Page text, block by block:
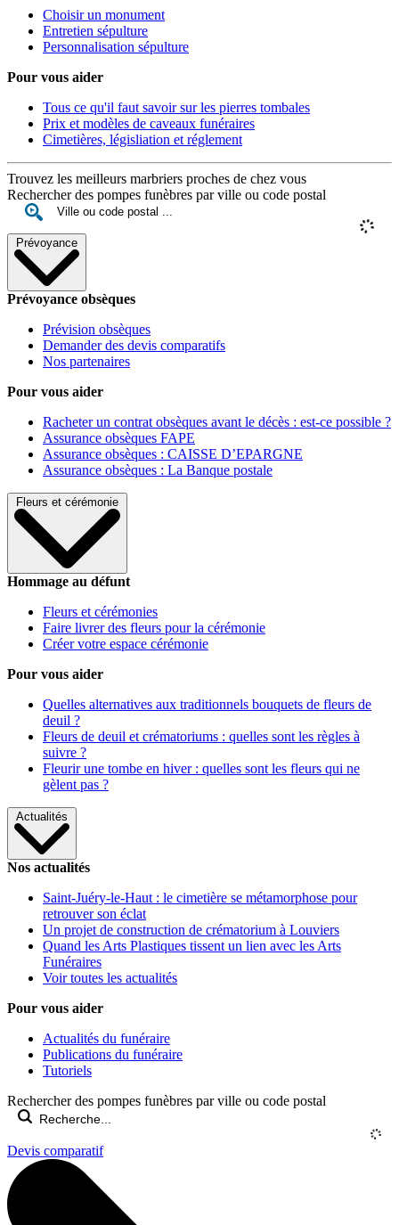
Choisir un monument
Entretien sépulture
Personnalisation sépulture
Pour vous aider
Tous ce qu'il faut savoir sur les pierres tombales
Prix et modèles de caveaux funéraires
Cimetières, législiation et réglement
Trouvez les meilleurs marbriers proches de chez vous
Rechercher des pompes funèbres par ville ou code postal
Prévoyance
Prévoyance obsèques
Prévision obsèques
Demander des devis comparatifs
Nos partenaires
Pour vous aider
Racheter un contrat obsèques avant le décès : est-ce possible ?
Assurance obsèques FAPE
Assurance obsèques : CAISSE D’EPARGNE
Assurance obsèques : La Banque postale
Fleurs et cérémonie
Hommage au défunt
Fleurs et cérémonies
Faire livrer des fleurs pour la cérémonie
Créer votre espace cérémonie
Pour vous aider
Quelles alternatives aux traditionnels bouquets de fleurs de
deuil ?
Fleurs de deuil et crématoriums : quelles sont les règles à
suivre ?
Fleurir une tombe en hiver : quelles sont les fleurs qui ne
gèlent pas ?
Actualités
Nos actualités
Saint-Juéry-le-Haut : le cimetière se métamorphose pour
retrouver son éclat
Un projet de construction de crématorium à Louviers
Quand les Arts Plastiques tissent un lien avec les Arts
Funéraires
Voir toutes les actualités
Pour vous aider
Actualités du funéraire
Publications du funéraire
Tutoriels
Rechercher des pompes funèbres par ville ou code postal
Devis comparatif